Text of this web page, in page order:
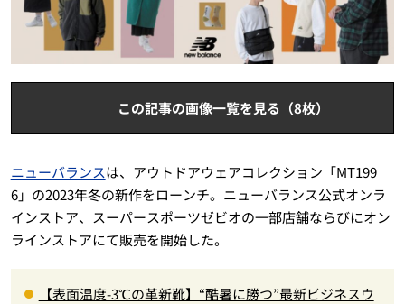
この記事の画像一覧を見る（8枚）
ニューバランスは、アウトドアウェアコレクション「MT199
6」の2023年冬の新作をローンチ。ニューバランス公式オンラ
インストア、スーパースポーツゼビオの一部店舗ならびにオン
ラインストアにて販売を開始した。
【表面温度-3℃の革新靴】“酷暑に勝つ”最新ビジネスウ